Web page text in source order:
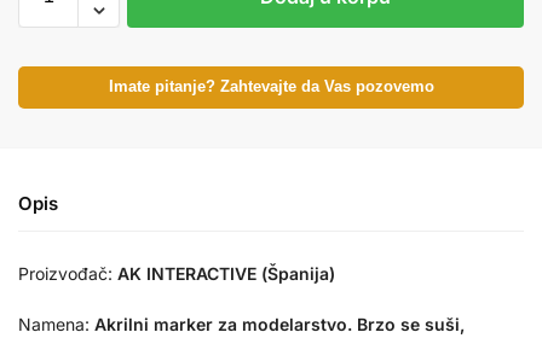
Imate pitanje? Zahtevajte da Vas pozovemo
Opis
Proizvođač: AK INTERACTIVE (Španija)
Namena: Akrilni marker za modelarstvo. Brzo se suši,